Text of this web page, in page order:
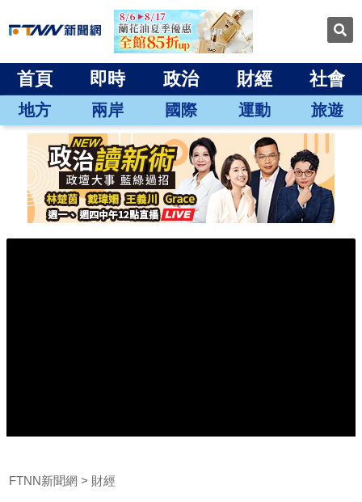
首頁 即時 政治 財經 社會
地方 兩岸 國際 運動 旅遊
FTNN新聞網 財經